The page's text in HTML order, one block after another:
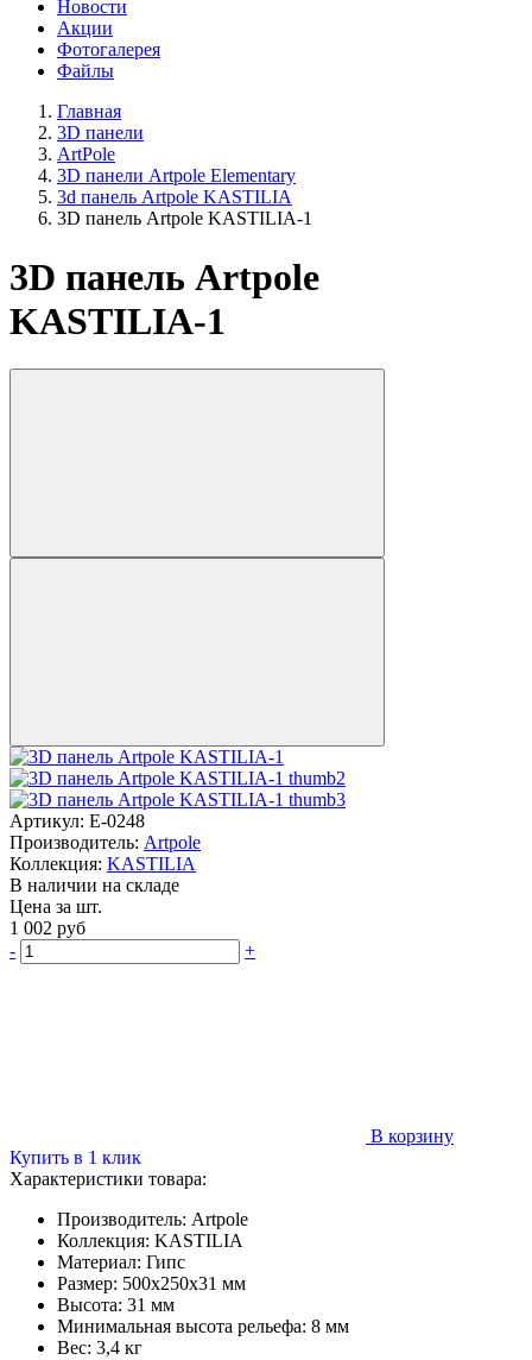
Новости
Акции
Фотогалерея
Файлы
Главная
3D панели
ArtPole
3D панели Artpole Elementary
3d панель Artpole KASTILIA
3D панель Artpole KASTILIA-1
3D панель Artpole
KASTILIA-1
Артикул: E-0248
Производитель: Artpole
Коллекция: KASTILIA
В наличии на складе
Цена за шт.
1 002 руб
-
+
В корзину
Купить в 1 клик
Характеристики товара:
Производитель: Artpole
Коллекция: KASTILIA
Материал: Гипс
Размер: 500x250x31 мм
Высота: 31 мм
Минимальная высота рельефа: 8 мм
Вес: 3,4 кг